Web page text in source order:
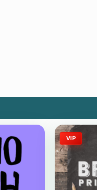
VIP